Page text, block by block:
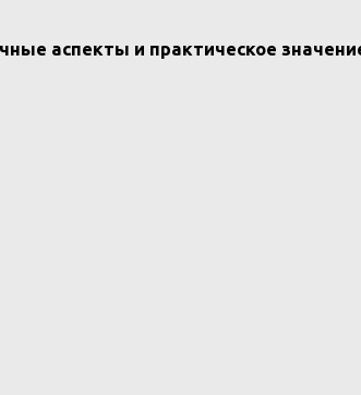
аспекты и практическое